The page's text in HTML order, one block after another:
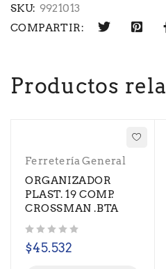
SKU: 9921013
COMPARTIR:
Productos
Ferretería General
ORGANIZADOR
PLAST. 19 COMP.
CROSSMAN .BTA
$45.532